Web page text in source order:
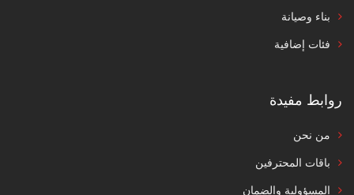
بناء وصيانة
فئات إضافية
روابط مفيدة
من نحن
باقات المحترفين
المسؤولية والضمان